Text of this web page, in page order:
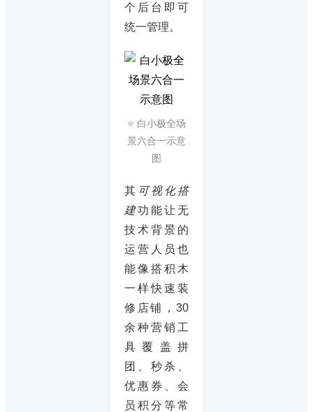
个后台即可
统一管理。
⭐ 白小极全场
景六合一示意
图
其 可视化搭
建功能让无
技术背景的
运营人员也
能像搭积木
一样快速装
修店铺，30
余种营销工
具覆盖拼
团、秒杀、
优惠券、会
员积分等常